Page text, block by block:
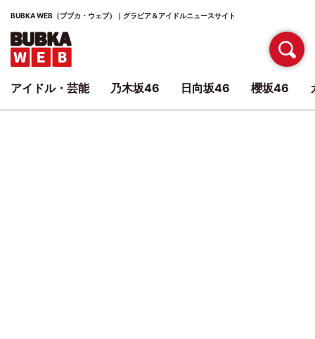
BUBKA WEB（ブブカ・ウェブ）｜グラビア＆アイドルニュースサイト
アイドル・芸能 乃木坂46 日向坂46 櫻坂46